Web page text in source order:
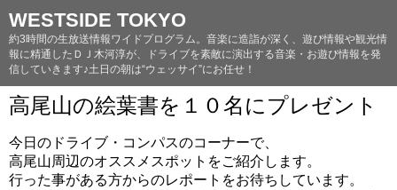
WESTSIDE TOKYO
約3時間の生放送情報ワイドプログラム。音楽に造詣が深く、遊び情報や観光情
報に精通したＤＪ木河淳が、ドライブを素敵に演出する音楽・お遊び情報を発
信していきます♪土日の朝は“ウェッサイ”にお任せ！
高尾山の絵葉書を１０名にプレゼント
今日のドライブ・コンパスのコーナーで、
高尾山周辺のオススメスポットをご紹介します。
行った事がある方からのレポートをお待ちしています。